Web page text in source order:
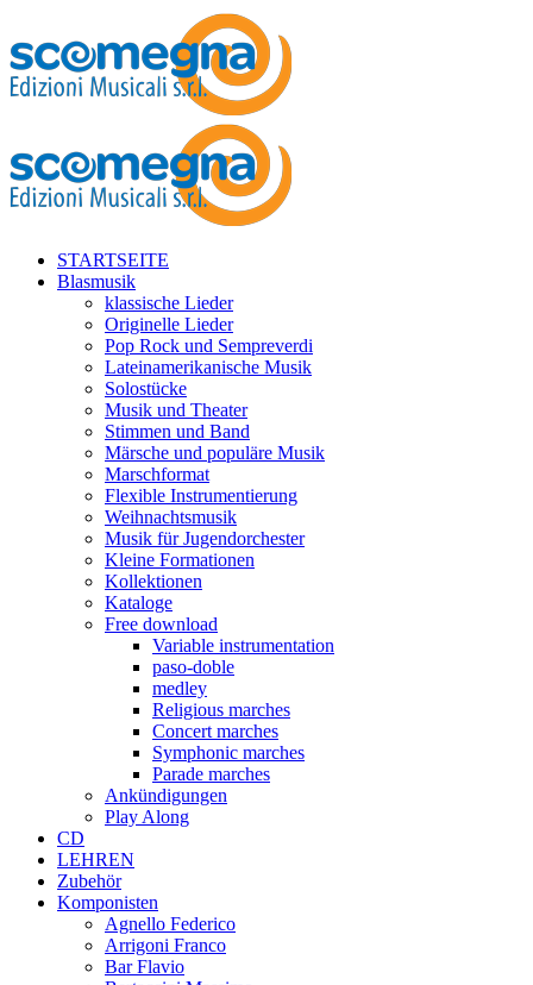
STARTSEITE
Blasmusik
klassische Lieder
Originelle Lieder
Pop Rock und Sempreverdi
Lateinamerikanische Musik
Solostücke
Musik und Theater
Stimmen und Band
Märsche und populäre Musik
Marschformat
Flexible Instrumentierung
Weihnachtsmusik
Musik für Jugendorchester
Kleine Formationen
Kollektionen
Kataloge
Free download
Variable instrumentation
paso-doble
medley
Religious marches
Concert marches
Symphonic marches
Parade marches
Ankündigungen
Play Along
CD
LEHREN
Zubehör
Komponisten
Agnello Federico
Arrigoni Franco
Bar Flavio